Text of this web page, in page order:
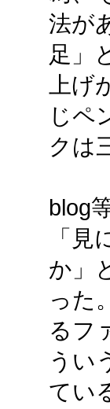
法が
足」
上
じペ
クは
blog
「
か」
った
るフ
うい
てい